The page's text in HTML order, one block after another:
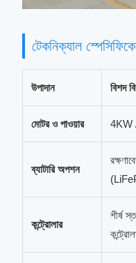
টেকনিক্যাল
উপাদান বিশদ
মোটর ও পাওয়ার 4KW /
ব্যাটারি অপশন
কন্ট্রোলার
শীর্ষ